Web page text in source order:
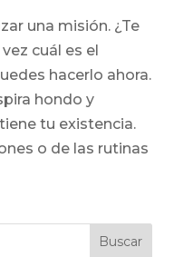
una misión. ¿Te
cuál es el
hacerlo ahora.
hondo y
tu existencia.
o de las rutinas